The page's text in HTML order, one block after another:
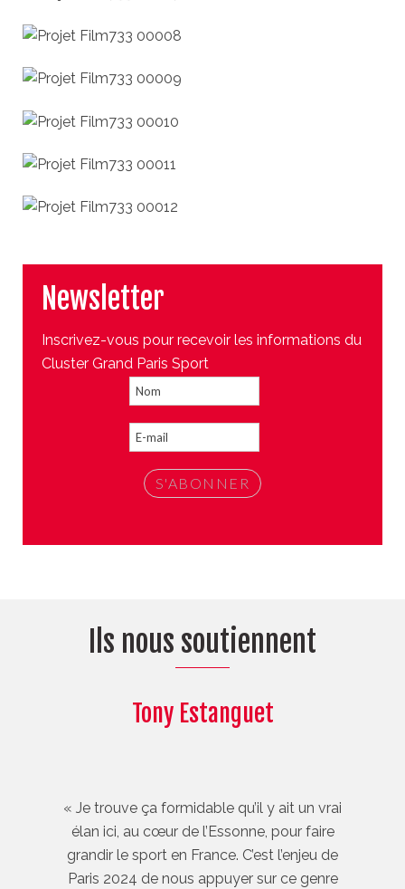
Newsletter
Inscrivez-vous pour recevoir les informations du
Cluster Grand Paris Sport
Ils nous soutiennent
Tony Estanguet
« Je trouve ça formidable qu’il y ait un vrai
élan ici, au cœur de l’Essonne, pour faire
grandir le sport en France. C’est l’enjeu de
Paris 2024 de nous appuyer sur ce genre